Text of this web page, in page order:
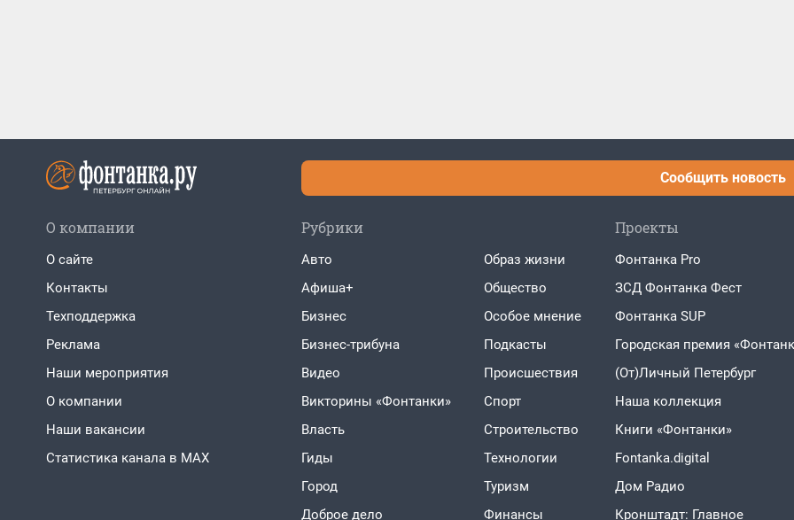
Сообщить новость
О компании
О сайте
Контакты
Техподдержка
Реклама
Наши мероприятия
О компании
Наши вакансии
Статистика канала в MAX
Рубрики
Авто
Афиша+
Бизнес
Бизнес-трибуна
Видео
Викторины «Фонтанки»
Власть
Гиды
Город
Доброе дело
Образ жизни
Общество
Особое мнение
Подкасты
Проиcшествия
Спорт
Строительство
Технологии
Туризм
Финансы
Проекты
Фонтанка Pro
ЗСД Фонтанка Фест
Фонтанка SUP
Городская премия
(От)Личный Петербург
Наша коллекция
Книги «Фонтанки»
Fontanka.digital
Дом Радио
Кронштадт: Главное